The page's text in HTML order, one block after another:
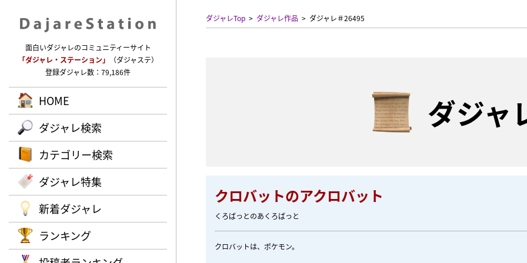
面白いダジャレのコミュニティーサイト
「ダジャレ・ステーション」
（ダジャステ）
登録ダジャレ数：79,186件
HOME
ダジャレ検索
カテゴリー検索
ダジャレ特集
新着ダジャレ
ランキング
ダジャレTop ダジャレ作品 ダジャレ＃26495
ダジャ
クロバットのアクロバット
くろばっとのあくろばっと
クロバットは、ポケモン。